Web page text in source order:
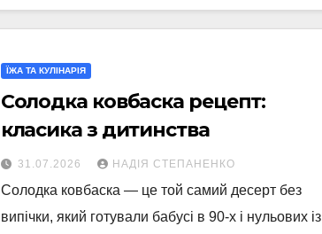
ЇЖА ТА КУЛІНАРІЯ
Солодка ковбаска рецепт:
класика з дитинства
31.07.2026 НАДІЯ СТЕПАНЕНКО
Солодка ковбаска — це той самий десерт без
випічки, який готували бабусі в 90-х і нульових із